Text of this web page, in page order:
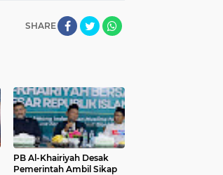
SHARE
PB Al-Khairiyah Desak
Pemerintah Ambil Sikap